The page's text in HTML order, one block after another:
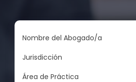
Nombre del Abogado/a
Jurisdicción
Área de Práctica